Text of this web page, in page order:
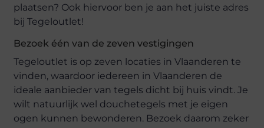
plaatsen? Ook hiervoor ben je aan het juiste adres
bij Tegeloutlet!
Bezoek één van de zeven vestigingen
Tegeloutlet is op zeven locaties in Vlaanderen te
vinden, waardoor iedereen in Vlaanderen de
ideale aanbieder van tegels dicht bij huis vindt. Je
wilt natuurlijk wel douchetegels met je eigen
ogen kunnen bewonderen. Bezoek daarom zeker